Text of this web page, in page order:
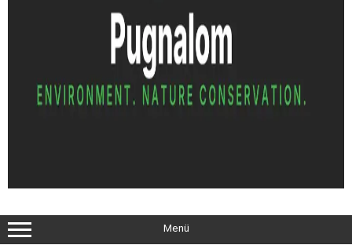
Menü